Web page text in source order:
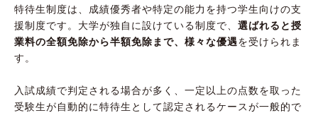
特待生制度は、成績優秀者や特定の能力を持つ学生向けの支
援制度です。大学が独自に設けている制度で、 選ばれると授
業料の全額免除から半額免除まで、様々な優遇を受けられま
す。
入試成績で判定される場合が多く、一定以上の点数を取った
受験生が自動的に特待生として認定されるケースが一般的で